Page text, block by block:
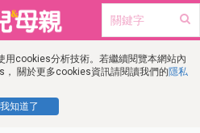
用cookies分析技術。若繼續閱覽本網站內
關於更多cookies資訊請閱讀我們的隱私
我知道了